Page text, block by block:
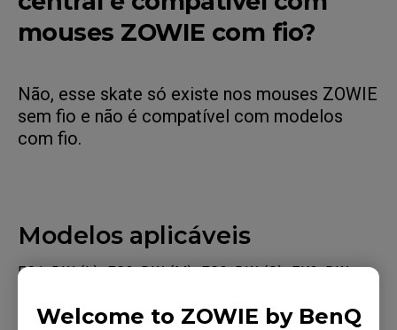
Welcome to ZOWIE by BenQ
mouses ZOWIE com fio?
Não, esse skate só existe nos mouses ZOWIE
sem fio e não é compatível com modelos
com fio.
Modelos aplicáveis
EC1-DW (L), EC2-DW (M), EC3-DW (S), FK2-DW